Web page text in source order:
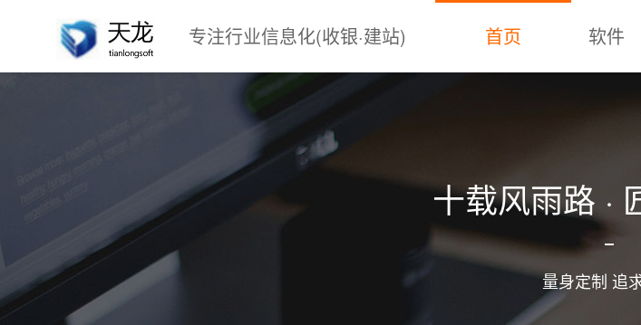
专注行业信息化(收银·建站) 首页 软件
十载风雨路 ·
量身定制 追